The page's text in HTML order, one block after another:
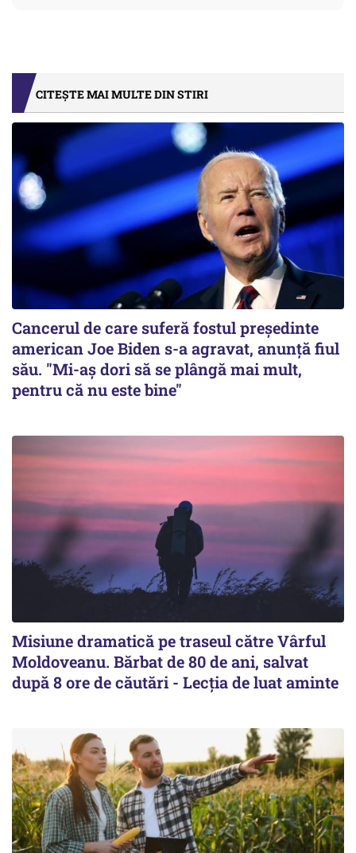
CITEȘTE MAI MULTE DIN STIRI
Cancerul de care suferă fostul preşedinte
american Joe Biden s-a agravat, anunță fiul
său. "Mi-aș dori să se plângă mai mult,
pentru că nu este bine"
Misiune dramatică pe traseul către Vârful
Moldoveanu. Bărbat de 80 de ani, salvat
după 8 ore de căutări - Lecția de luat aminte